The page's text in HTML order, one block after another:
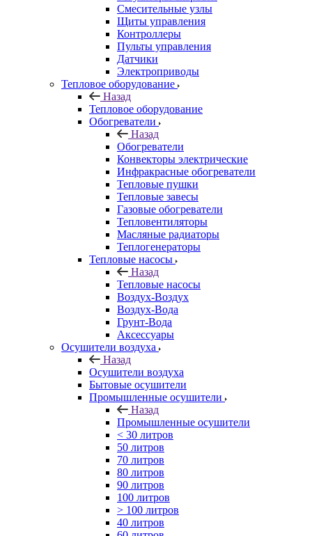
Смесительные узлы
Щиты управления
Контроллеры
Пульты управления
Датчики
Электроприводы
Тепловое оборудование
Назад
Тепловое оборудование
Обогреватели
Назад
Обогреватели
Конвекторы электрические
Инфракрасные обогреватели
Тепловые пушки
Тепловые завесы
Газовые обогреватели
Тепловентиляторы
Масляные радиаторы
Теплогенераторы
Тепловые насосы
Назад
Тепловые насосы
Воздух-Воздух
Воздух-Вода
Грунт-Вода
Аксессуары
Осушители воздуха
Назад
Осушители воздуха
Бытовые осушители
Промышленные осушители
Назад
Промышленные осушители
< 30 литров
50 литров
70 литров
80 литров
90 литров
100 литров
> 100 литров
40 литров